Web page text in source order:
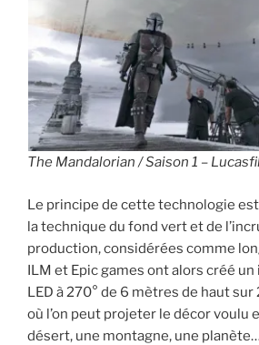
The Mandalorian / Saison 1 –
Le principe de cette technologie
la technique du fond vert et de
production, considérées comme
ILM et Epic games ont alors créé
LED à 270° de 6 mètres de haut
où l’on peut projeter le décor voulu
désert, une montagne, une